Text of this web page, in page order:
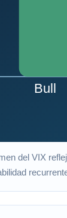
del VIX